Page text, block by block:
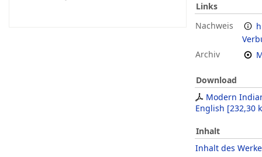
Links
Nachweis
Archiv
Download
Modern
English [232,30
Inhalt
Inhalt des